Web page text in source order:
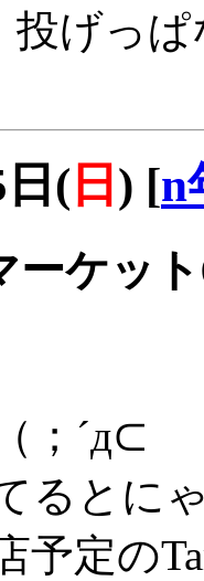
投げっ
( 日 ) [n
ーケッ
；´д⊂
るとに
予定の